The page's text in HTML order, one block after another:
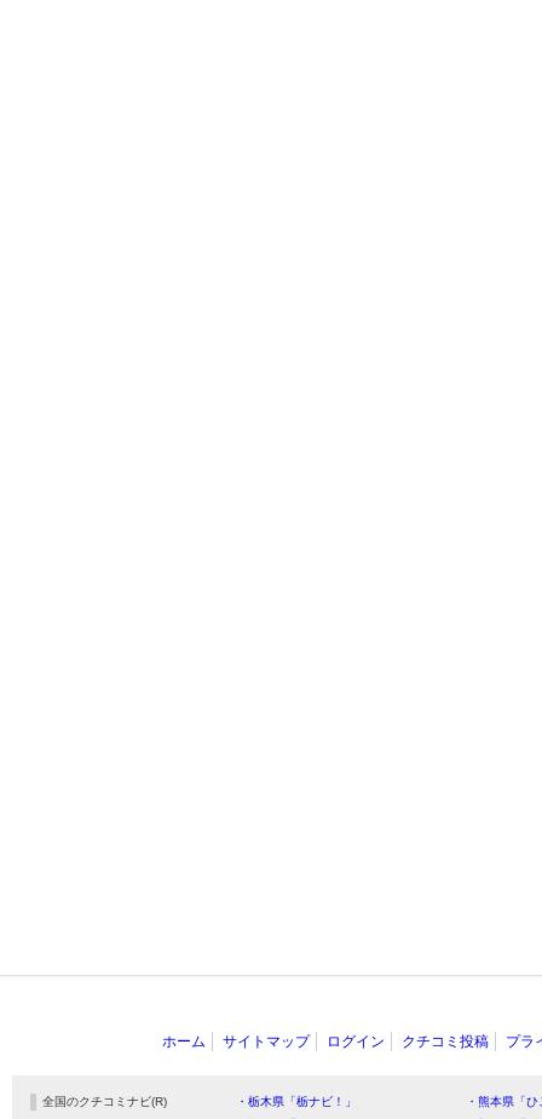
ホーム サイトマップ ログイン クチコミ投稿 プラ
全国のクチコミナビ(R) ・栃木県「栃ナビ！」
・熊本県「